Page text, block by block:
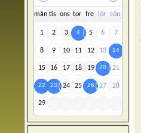
mån tis ons tor fre lör sön
1 2 3 4 5 6 7
8 9 10 11 12 13 14
15 16 17 18 19 20 21
22 23 24 25 26 27 28
29